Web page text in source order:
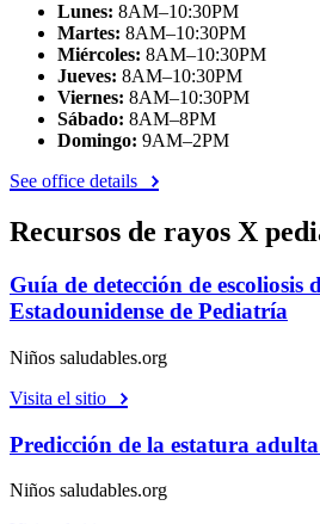
Lunes: 8AM–10:30PM
Martes: 8AM–10:30PM
Miércoles: 8AM–10:30PM
Jueves: 8AM–10:30PM
Viernes: 8AM–10:30PM
Sábado: 8AM–8PM
Domingo: 9AM–2PM
See office details
Recursos de rayos X
Guía de detección de escoliosis
Estadounidense de Pediatría
Niños saludables.org
Visita el sitio
Predicción de la estatura
Niños saludables.org